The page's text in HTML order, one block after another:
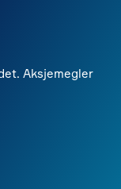
Aksjemegler